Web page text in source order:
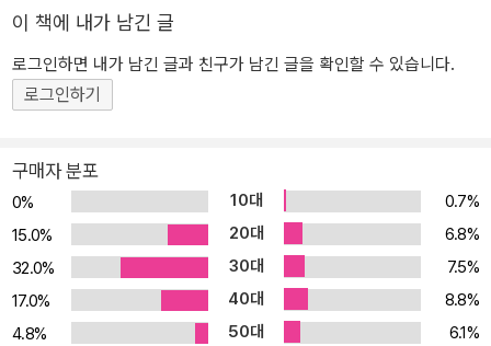
의 부담 없는 학습 분량으로, 스피킹 전문 강사인 {저자 직강 음성강
용 MP3파일}이 무료로 제공된다(출판사 홈페이지 www.gilbut.co.k
r에서 로그인 없이 다운로드). 음성강의와 스피킹 훈련의 음원은 책에
느껴졌다면 30초 영어 말하기로 부담 없이 도전해보자. 1초 안에 문
장을 완성하고 30초, 1분, 2분, 3분, … 막힘없이 영어로 자신 있게 말
하는 모습이 더는 꿈이 아닌 현실이 될 것이다. ★ 이 책의 구성 ★ {
이 책은 30초 영어 말하기를 위한 영어의 규칙과 핵심표현을 익히는 I
NPUT과 이를 활용해서 실제로 말하는 연습을 하는 OUTPUT, 이렇
게 2단계의 훈련과정으로 구성되어 있습니다. } (채워라! 아는 만큼
말할 수 있다!) 30초 영어 말하기 INPUT 스피킹을 위한 기본기를 준
이 책에 내가 남긴 글
로그인하면 내가 남긴 글과 친구가 남긴 글을 확인할 수 있습니다.
로그인하기
구매자 분포
0% 10대
0.7%
15.0%
20대
6.8%
32.0%
30대
7.5%
17.0%
40대
8.8%
4.8%
50대
6.1%